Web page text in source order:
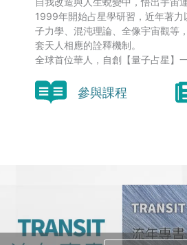
1999年開始占星學研習，近年著力
子力學、混沌理論、全像宇宙觀等
套天人相應的詮釋機制。
全球首位華人，自創【量子占星】一
參與課程